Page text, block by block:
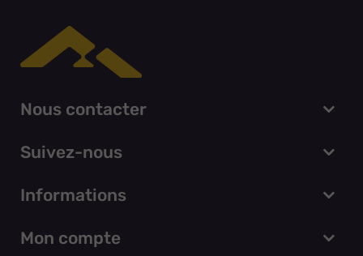
Nous contacter
Suivez-nous
Informations
Mon compte